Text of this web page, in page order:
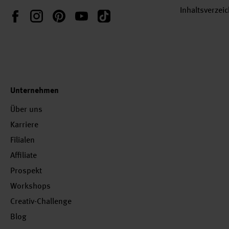
FacebookInstagramPinterestYouTubeTikTok
Unternehmen
Über uns
Karriere
Filialen
Affiliate
Prospekt
Workshops
Creativ-Challenge
Blog